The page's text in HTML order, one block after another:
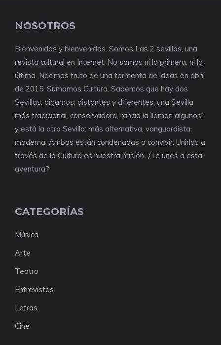
NOSOTROS
Bienvenidos y bienvenidas. Somos Las 2 sevillas, una
revista cultural en Internet. No somos ni la primera, ni la
última. Nacimos fruto de una tormenta de ideas en abril
de 2015. Sumamos Cultura. Sabemos que hay dos
Sevillas, digamos, distantes y diferentes: una Sevilla
más tradicional, conservadora, rancia la llaman algunos;
y está la otra Sevilla: más alternativa, vanguardista,
moderna. Ambas están condenadas a convivir. Unirlas a
través de la Cultura es nuestra misión. ¿Te unes a esta
aventura?
CATEGORÍAS
Música
Arte
Teatro
Entrevistas
Letras
Cine